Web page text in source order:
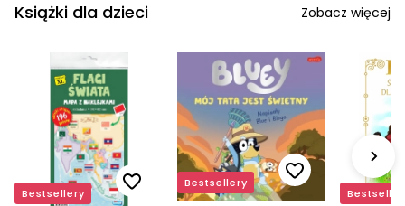
Książki dla dzieci Zobacz więcej
Bestsellery
Bestsellery